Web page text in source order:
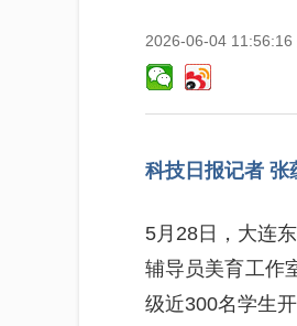
2026-06-04 11:56:16
科技日报记者 张
5月28日，大连
辅导员美育工作
级近300名学生